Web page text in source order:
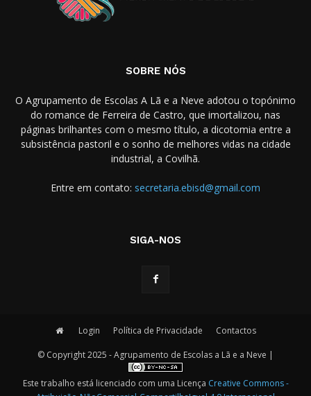
SOBRE NÓS
O Agrupamento de Escolas A Lã e a Neve adotou o topónimo
do romance de Ferreira de Castro, que imortalizou, nas
páginas brilhantes com o mesmo título, a dicotomia entre a
subsistência pastoril e o sonho de melhores vidas na cidade
industrial, a Covilhã.
Entre em contato: secretaria.ebisd@gmail.com
SIGA-NOS
Login Política de Privacidade Contactos
© Copyright 2025 - Agrupamento de Escolas a Lã e a Neve |
Este trabalho está licenciado com uma Licença Creative Commons -